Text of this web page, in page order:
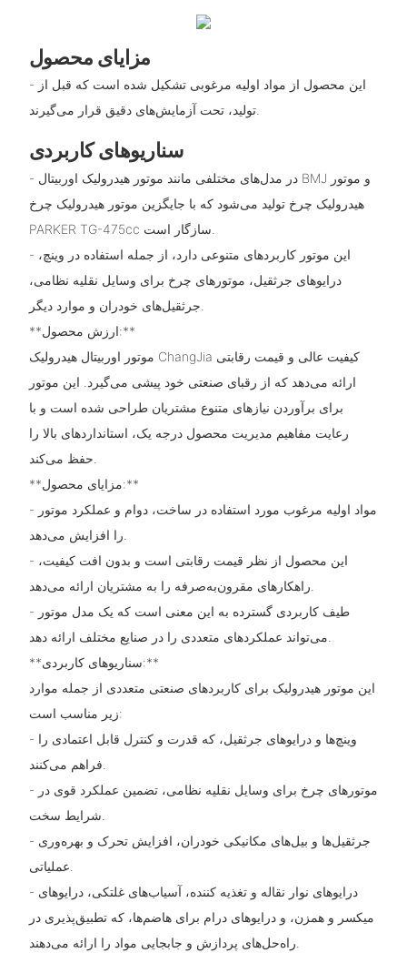
مزایای محصول
- این محصول از مواد اولیه مرغوبی تشکیل شده است که قبل از
تولید، تحت آزمایش‌های دقیق قرار می‌گیرند.
سناریوهای کاربردی
- در مدل‌های مختلفی مانند موتور هیدرولیک اوربیتال BMJ و موتور
هیدرولیک چرخ تولید می‌شود که با جایگزین موتور هیدرولیک چرخ
- این موتور کاربردهای متنوعی دارد، از جمله استفاده در وینچ،
درایوهای جرثقیل، موتورهای چرخ برای وسایل نقلیه نظامی،
**ارزش محصول:**
موتور اوربیتال هیدرولیک ChangJia کیفیت عالی و قیمت رقابتی
ارائه می‌دهد که از رقبای صنعتی خود پیشی می‌گیرد. این موتور
برای برآوردن نیازهای متنوع مشتریان طراحی شده است و با
رعایت مفاهیم مدیریت محصول درجه یک، استانداردهای بالا را
**مزایای محصول:**
- مواد اولیه مرغوب مورد استفاده در ساخت، دوام و عملکرد موتور
- این محصول از نظر قیمت رقابتی است و بدون افت کیفیت،
- طیف کاربردی گسترده به این معنی است که یک مدل موتور
**سناریوهای کاربردی:**
این موتور هیدرولیک برای کاربردهای صنعتی متعددی از جمله موارد
زیر مناسب است:
- وینچ‌ها و درایوهای جرثقیل، که قدرت و کنترل قابل اعتمادی را
- موتورهای چرخ برای وسایل نقلیه نظامی، تضمین عملکرد قوی در
- جرثقیل‌ها و بیل‌های مکانیکی خودران، افزایش تحرک و بهره‌وری
- درایوهای نوار نقاله و تغذیه کننده، آسیاب‌های غلتکی، درایوهای
میکسر و همزن، و درایوهای درام برای هاضم‌ها، که تطبیق‌پذیری در